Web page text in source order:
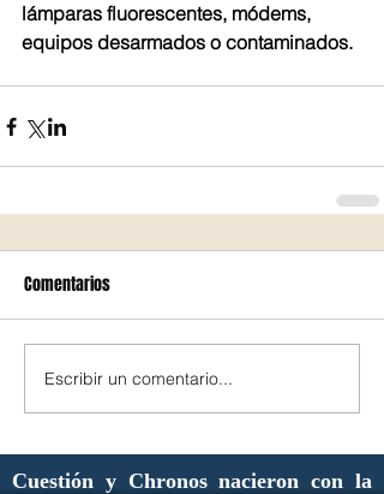
lámparas fluorescentes, módems,
equipos desarmados o contaminados.
Comentarios
Escribir un comentario...
Cuestión y Chronos nacieron con la